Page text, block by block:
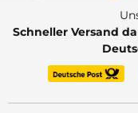
Schneller Versand